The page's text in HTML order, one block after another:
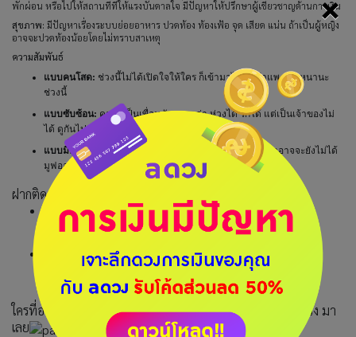
×
พักผ่อน หรือไปให้สถานที่ที่ให้แรงบันดาลใจ มีปัญหาให้ปรึกษาผู้เชี่ยวชาญด้านการเงิน
สุขภาพ: มีปัญหาเรื่องระบบย่อยอาหาร ปวดท้อง ท้องเฟ้อ จุด เสียด แน่น ถ้าเป็นผู้หญิง
อาจจะปวดท้องน้อยโดยไม่ทราบสาเหตุ
ความสัมพันธ์
แบบคนโสด: ช่วงนี้ไม่ได้เปิดใจให้ใคร ก็เข้ามาไม่ได้ กำแพงคุณหนานะ
ช่วงนี้
แบบซับซ้อน: ความเป็นเพื่อนมันมากกว่า ห่วงได้ รักได้ แต่เป็นเจ้าของไม่
ได้ ดูกันไปก่อน
แบบมีคู่:มีปัญหาเรื่องมือที่สามโดยไม่ได้ตั้งใจ เรื่องในอดีตอาจจะยังไม่ได้
มูฟออน
ฝากติดตาม หนุนดวงดีได้ที่
IG: noonduangdee
https://www.instagram.com/noonduangdee/
Facebook: หนุนดวงดี Noonduangdee
https://www.facebook.com/noonduangdee88
ใครที่อยากดูดวงส่วนตัวกับหนุนดวงดีทักได้เลยครับ ราคาไม่แรง มา
เลย